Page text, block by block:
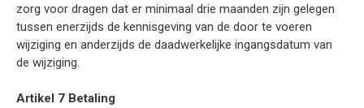
zorg voor dragen dat er minimaal drie maanden zijn gelegen
tussen enerzijds de kennisgeving van de door te voeren
wijziging en anderzijds de daadwerkelijke ingangsdatum van
de wijziging.
Artikel 7 Betaling